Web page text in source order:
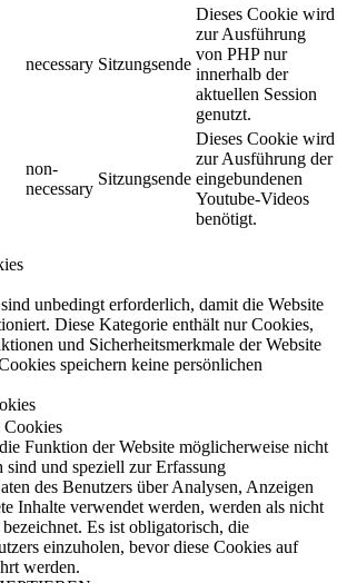
necessary Sitzungsende
Dieses Cookie wird
zur Ausführung
von PHP nur
innerhalb der
aktuellen Session
genutzt.
non-
necessary
Sitzungsende
Dieses Cookie wird
zur Ausführung der
eingebundenen
Youtube-Videos
benötigt.
unbedingt erforderlich, damit die Website
Diese Kategorie enthält nur Cookies,
und Sicherheitsmerkmale der Website
speichern keine persönlichen
Funktion der Website möglicherweise nicht
sind und speziell zur Erfassung
des Benutzers über Analysen, Anzeigen
Inhalte verwendet werden, werden als nicht
Es ist obligatorisch, die
einzuholen, bevor diese Cookies auf
werden.